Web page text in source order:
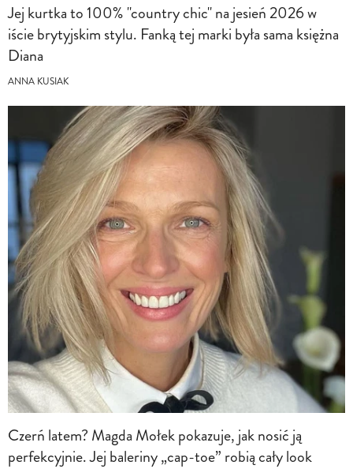
Jej kurtka to 100% "country chic" na jesień 2026 w
iście brytyjskim stylu. Fanką tej marki była sama księżna
Diana
ANNA KUSIAK
Czerń latem? Magda Mołek pokazuje, jak nosić ją
perfekcyjnie. Jej baleriny „cap-toe” robią cały look